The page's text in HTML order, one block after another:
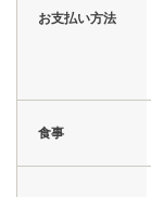
お支払い方法
食事